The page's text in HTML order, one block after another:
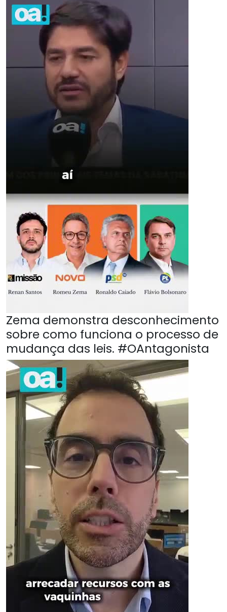
Zema demonstra desconhecimento
sobre como funciona o processo de
mudança das leis. #OAntagonista